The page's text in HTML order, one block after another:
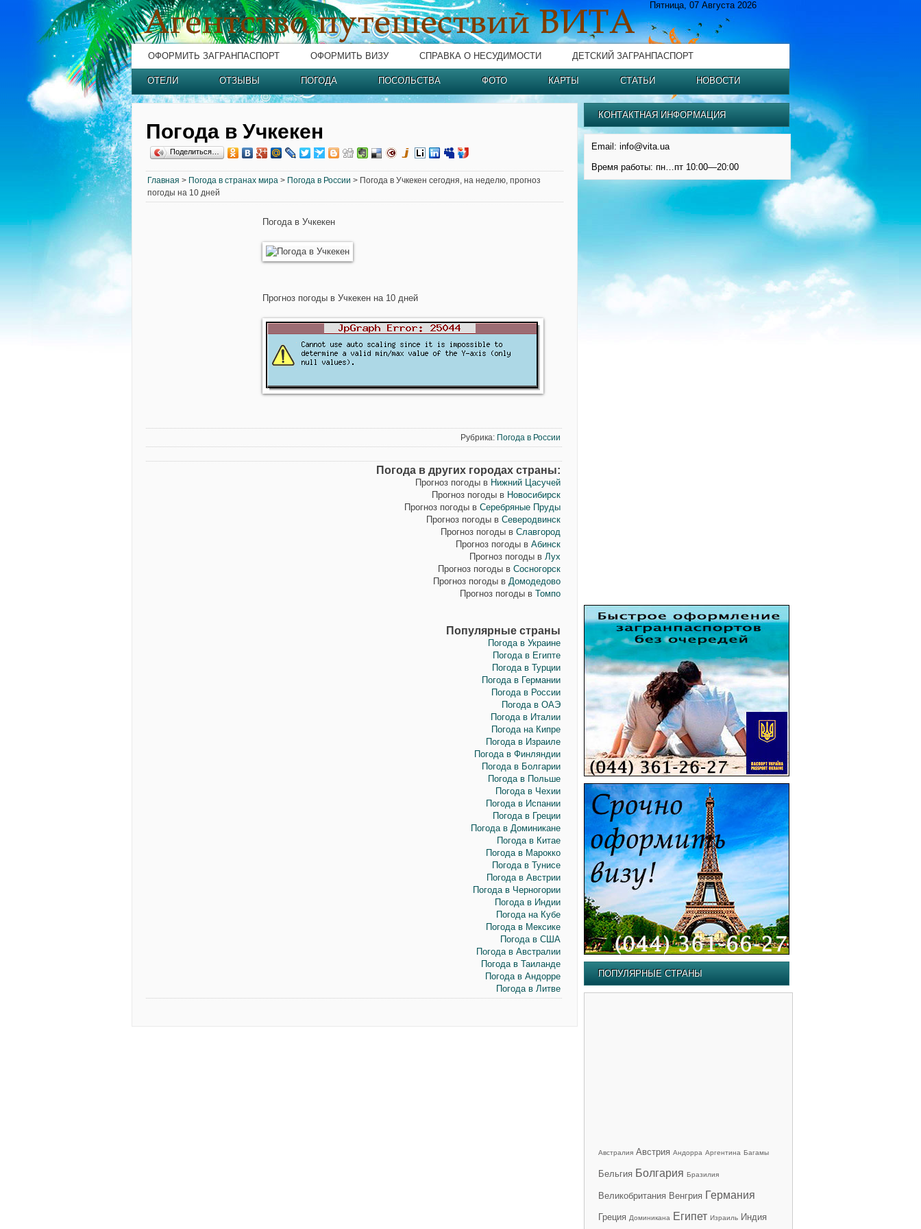
Пятница, 07 Августа 2026
ОФОРМИТЬ ЗАГРАНПАСПОРТ ОФОРМИТЬ ВИЗУ СПРАВКА О НЕСУДИМОСТИ ДЕТСКИЙ ЗАГРАНПАСПОРТ
ОТЕЛИ ОТЗЫВЫ ПОГОДА ПОСОЛЬСТВА ФОТО КАРТЫ СТАТЬИ НОВОСТИ
Погода в Учкекен
Поделиться…
Главная > Погода в странах мира > Погода в России > Погода в Учкекен сегодня, на неделю, прогноз
погоды на 10 дней
Погода в Учкекен
Прогноз погоды в Учкекен на 10 дней
Рубрика: Погода в России
Погода в других городах страны:
Прогноз погоды в Нижний Цасучей
Прогноз погоды в Новосибирск
Прогноз погоды в Серебряные Пруды
Прогноз погоды в Северодвинск
Прогноз погоды в Славгород
Прогноз погоды в Абинск
Прогноз погоды в Лух
Прогноз погоды в Сосногорск
Прогноз погоды в Домодедово
Прогноз погоды в Томпо
Популярные страны
Погода в Украине
Погода в Египте
Погода в Турции
Погода в Германии
Погода в России
Погода в ОАЭ
Погода в Италии
Погода на Кипре
Погода в Израиле
Погода в Финляндии
Погода в Болгарии
Погода в Польше
Погода в Чехии
Погода в Испании
Погода в Греции
Погода в Доминикане
Погода в Китае
Погода в Марокко
Погода в Тунисе
Погода в Австрии
Погода в Черногории
Погода в Индии
Погода на Кубе
Погода в Мексике
Погода в США
Погода в Австралии
Погода в Таиланде
Погода в Андорре
Погода в Литве
КОНТАКТНАЯ ИНФОРМАЦИЯ
Email: info@vita.ua
Время работы: пн…пт 10:00—20:00
ПОПУЛЯРНЫЕ СТРАНЫ
Австралия Австрия Андорра Аргентина Багамы
Бельгия Болгария Бразилия
Великобритания Венгрия Германия
Греция Доминикана Египет Израиль Индия